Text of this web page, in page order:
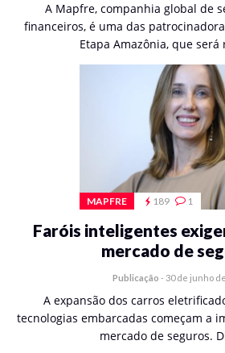
A Mapfre, companhia global de
financeiros, é uma das
Etapa Amazônia, que
MAPFRE 189 1
Faróis inteligentes
mercado de
Publicação - 30 de junho
A expansão dos carros
tecnologias embarcadas começam a
mercado de seguros.